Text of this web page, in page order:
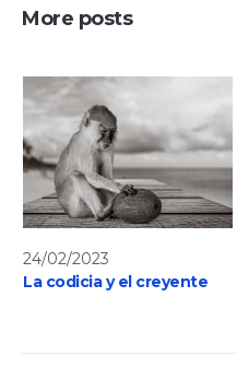
More posts
24/02/2023
La codicia y el creyente